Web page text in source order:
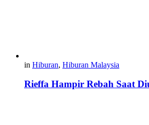
in Hiburan, Hiburan Malaysia
Rieffa Hampir Rebah Saat